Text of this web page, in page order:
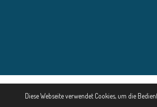
Diese Webseite verwendet Cookies, um die